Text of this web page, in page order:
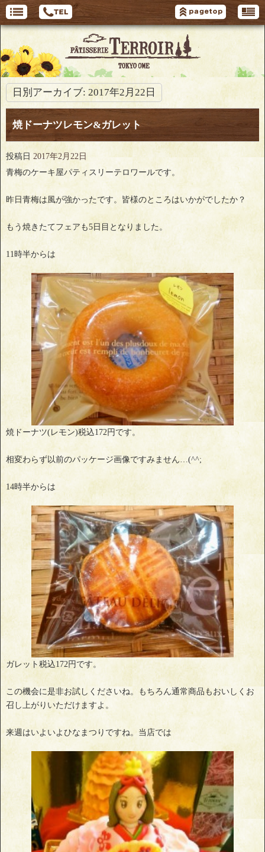
日別アーカイブ: 2017年2月22日
焼ドーナツレモン&ガレット
投稿日 2017年2月22日
青梅のケーキ屋パティスリーテロワールです。
昨日青梅は風が強かったです。皆様のところはいかがでしたか？
もう焼きたてフェアも5日目となりました。
11時半からは
焼ドーナツ(レモン)税込172円です。
相変わらず以前のパッケージ画像ですみません…(^^;
14時半からは
ガレット税込172円です。
この機会に是非お試しくださいね。もちろん通常商品もおいしくお
召し上がりいただけますよ。
来週はいよいよひなまつりですね。当店では